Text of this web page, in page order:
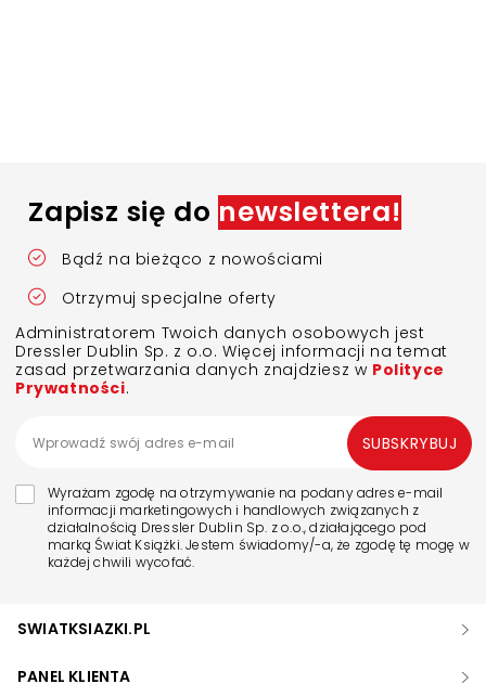
Zapisz się do newslettera!
Bądź na bieżąco z nowościami
Otrzymuj specjalne oferty
Administratorem Twoich danych osobowych jest
Dressler Dublin Sp. z o.o. Więcej informacji na temat
zasad przetwarzania danych znajdziesz w Polityce
Prywatności.
Wyrażam zgodę na otrzymywanie na podany adres e-mail
informacji marketingowych i handlowych związanych z
działalnością Dressler Dublin Sp. z o.o., działającego pod
marką Świat Książki. Jestem świadomy/-a, że zgodę tę mogę w
każdej chwili wycofać.
SUBSKRYBUJ
SWIATKSIAZKI.PL
PANEL KLIENTA